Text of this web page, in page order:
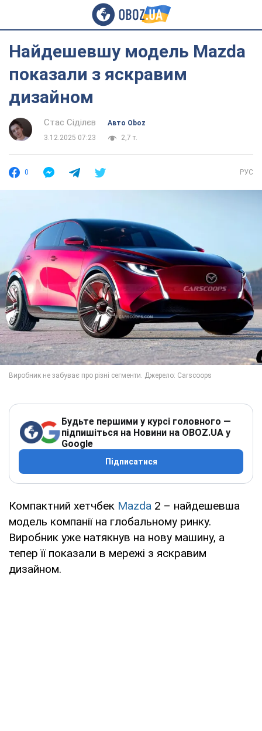
Найдешевшу модель Mazda
показали з яскравим
дизайном
Стас Сіділєв
Авто Oboz
3.12.2025 07:23
2,7 т.
0 РУС
Будьте першими у курсі головного —
підпишіться на Новини на OBOZ.UA у
Google
Підписатися
Компактний хетчбек Mazda 2 – найдешевша
модель компанії на глобальному ринку.
Виробник уже натякнув на нову машину, а
тепер її показали в мережі з яскравим
дизайном.